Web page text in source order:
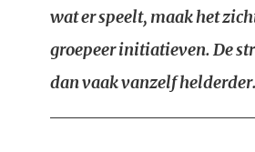
wat er speelt, maak het
groepeer initiatieven. De
dan vaak vanzelf helderder.